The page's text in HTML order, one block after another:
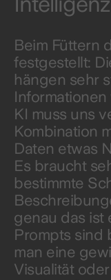
Beim Füttern
festgestellt:
hängen sehr
KI muss uns
Kombination
Daten etwas
Es braucht
bestimmte
genau das ist
Prompts sind
man eine
Visualität